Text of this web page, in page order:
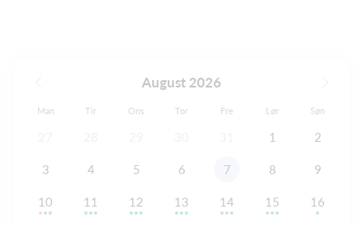
August 2026
Man Tir Ons Tor Fre Lør Søn
1 2
3 4 5 6 7 8 9
10 11 12 13 14 15 16